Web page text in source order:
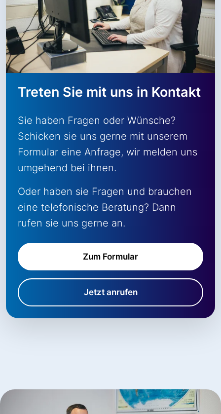
Treten Sie mit uns in Kontakt
Sie haben Fragen oder Wünsche?
Schicken sie uns gerne mit unserem
Formular eine Anfrage, wir melden uns
umgehend bei ihnen.
Oder haben sie Fragen und brauchen
eine telefonische Beratung? Dann
rufen sie uns gerne an.
Zum Formular
Jetzt anrufen